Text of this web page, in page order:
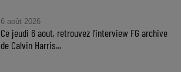
6 août 2026
Ce jeudi 6 aout, retrouvez l'interview FG archive
de Calvin Harris...